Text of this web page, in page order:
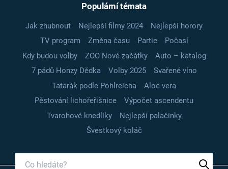
Populární témata
Jak zhubnout Nejlepší filmy 2024
Nejlepší horory
TV program
Změna času Partie
Počasí
Kdy budou volby
ZOO Nové začátky
Auto – katalog
7 pádů Honzy Dědka
Volby 2025
Svařené víno
Tatarák podle Pohlreicha
Aloe vera
Pěstování lichořeřišnice
Výpočet ascendentu
Tvarohové knedlíky
Nejlepší palačinky
Švestkový koláč